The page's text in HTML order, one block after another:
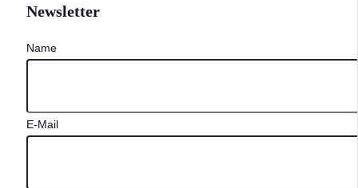
Newsletter
Name
E-Mail